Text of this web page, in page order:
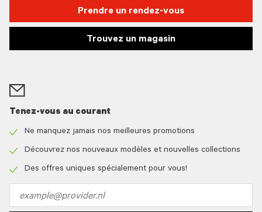
Prendre un rendez-vous
Trouvez un magasin
Tenez-vous au courant
icon
Ne manquez jamais nos meilleures promotions
icon
Découvrez nos nouveaux modèles et nouvelles collections
Des offres uniques spécialement pour vous!
address